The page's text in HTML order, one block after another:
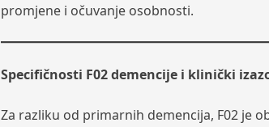
promjene i očuvanje osobnosti.
Specifičnosti F02 demencije i klinički
Za razliku od primarnih demencija, F02 je